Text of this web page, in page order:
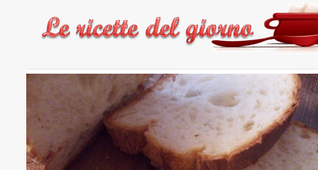
al Miele senza
Valutazione media: (0 / 5)